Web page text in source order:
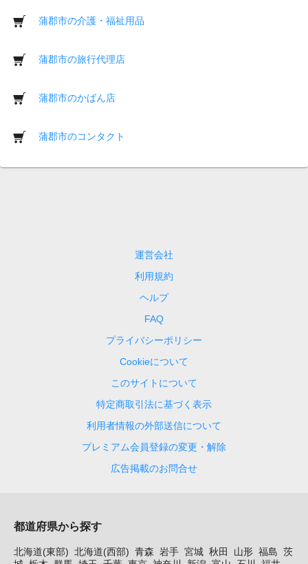
蒲郡市の介護・福祉用品
蒲郡市の旅行代理店
蒲郡市のかばん店
蒲郡市のコンタクト
運営会社
利用規約
ヘルプ
FAQ
プライバシーポリシー
Cookieについて
このサイトについて
特定商取引法に基づく表示
利用者情報の外部送信について
プレミアム会員登録の変更・解除
広告掲載のお問合せ
都道府県から探す
北海道(東部) 北海道(西部) 青森 岩手 宮城 秋田 山形 福島 茨